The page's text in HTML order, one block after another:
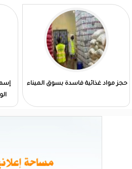
حجز مواد غذائية فاسدة بسوق الميناء